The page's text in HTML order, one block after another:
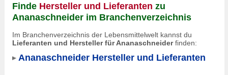
Finde Hersteller und Lieferanten zu
Ananaschneider im Branchenverzeichnis
Im Branchenverzeichnis der Lebensmittelwelt kannst du
Lieferanten und Hersteller für Ananaschneiderfinden:
Ananaschneider Hersteller und Lieferanten